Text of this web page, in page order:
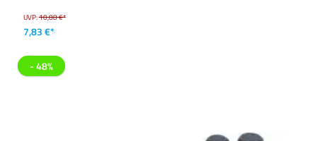
UVP:10,88 €*
7,83 €*
- 48%